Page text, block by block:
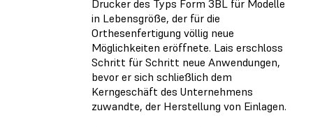
Drucker des Typs Form 3BL für Modelle
in Lebensgröße, der für die
Orthesenfertigung völlig neue
Möglichkeiten eröffnete. Lais erschloss
Schritt für Schritt neue Anwendungen,
bevor er sich schließlich dem
Kerngeschäft des Unternehmens
zuwandte, der Herstellung von Einlagen.